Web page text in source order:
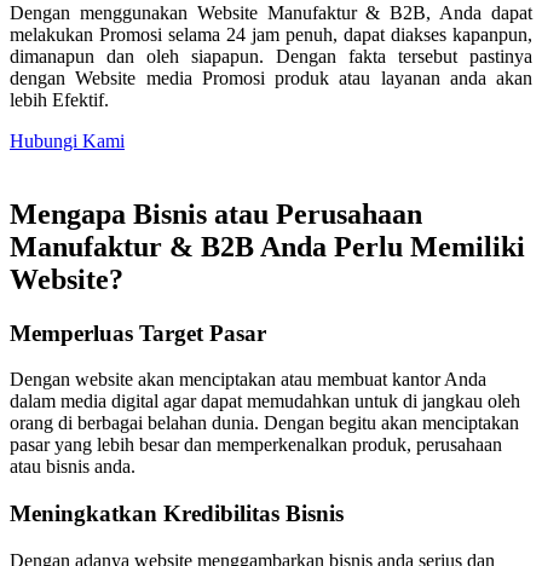
Dengan menggunakan Website Manufaktur & B2B, Anda dapat
melakukan Promosi selama 24 jam penuh, dapat diakses kapanpun,
dimanapun dan oleh siapapun. Dengan fakta tersebut pastinya
dengan Website media Promosi produk atau layanan anda akan
lebih Efektif.
Hubungi Kami
Mengapa Bisnis atau Perusahaan
Manufaktur & B2B Anda Perlu Memiliki
Website?
Memperluas Target Pasar
Dengan website akan menciptakan atau membuat kantor Anda
dalam media digital agar dapat memudahkan untuk di jangkau oleh
orang di berbagai belahan dunia. Dengan begitu akan menciptakan
pasar yang lebih besar dan memperkenalkan produk, perusahaan
atau bisnis anda.
Meningkatkan Kredibilitas Bisnis
Dengan adanya website menggambarkan bisnis anda serius dan